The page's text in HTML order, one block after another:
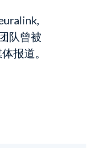
队曾被
报道。